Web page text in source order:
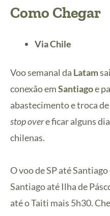
Como Chegar
Via Chile
Voo semanal da Latam
conexão emSantiagoe
abastecimento e troca
stop overe ficar alguns
chilenas.
O voo de SP até
Santiago até Ilha de
até o Taiti mais 5h30.